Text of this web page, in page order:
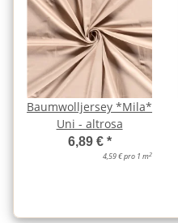
Baumwolljersey *Mila*
Uni - altrosa
6,89 € *
4,59 € pro 1 m2